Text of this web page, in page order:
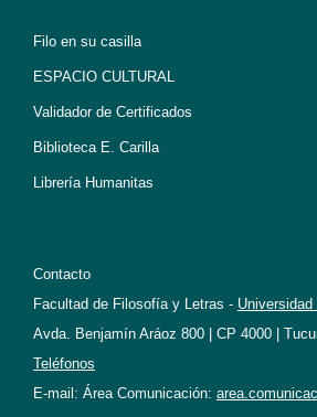
Filo en su casilla
ESPACIO CULTURAL
Validador de Certificados
Biblioteca E. Carilla
Librería Humanitas
Contacto
Facultad de Filosofía y Letras -
Avda. Benjamín Aráoz 800 | CP 4000 |
Teléfonos
E-mail: Área Comunicación: